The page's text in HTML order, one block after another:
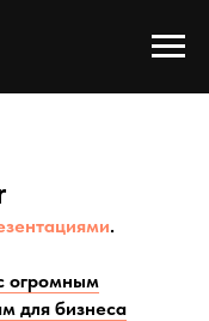
.
огромным
для бизнеса